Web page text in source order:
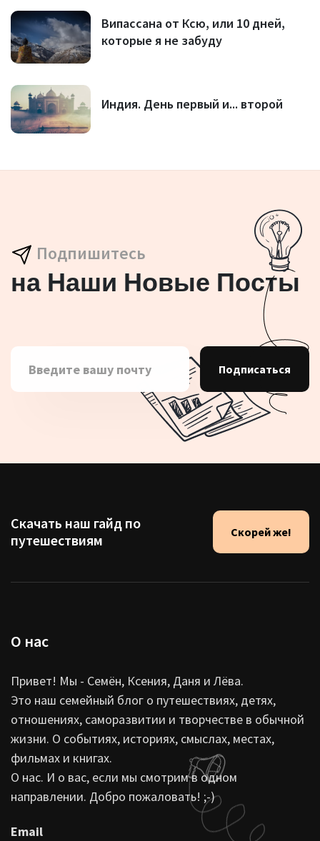
Випассана от Ксю, или 10 дней,
которые я не забуду
Индия. День первый и... второй
Подпишитесь
на Наши Новые Посты
Подписаться
Скачать наш гайд по
путешествиям
Скорей же!
О нас
Привет! Мы - Семён, Ксения, Даня и Лёва.
Это наш семейный блог о путешествиях, детях,
отношениях, саморазвитии и творчестве в обычной
жизни. О событиях, историях, смыслах, местах,
фильмах и книгах.
О нас. И о вас, если мы смотрим в одном
направлении. Добро пожаловать! ;-)
Email